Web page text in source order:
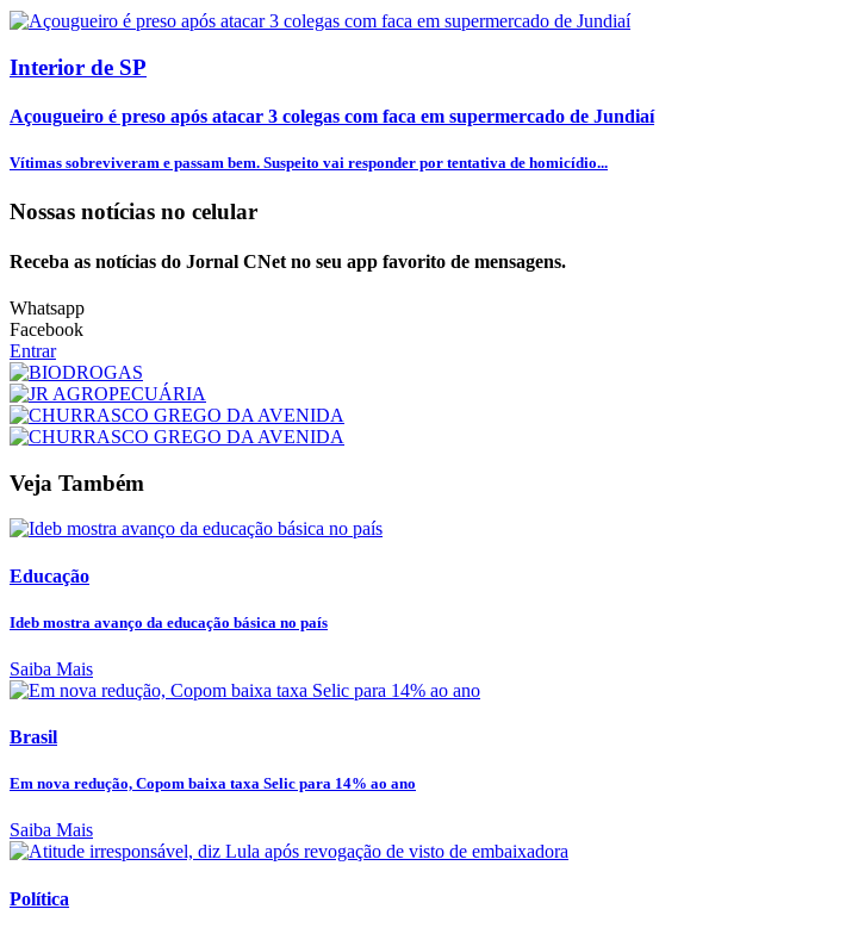
Interior de SP
Açougueiro é preso após atacar 3 colegas com faca em supermercado de Jundiaí
Vítimas sobreviveram e passam bem. Suspeito vai responder por tentativa de homicídio...
Nossas notícias no celular
Receba as notícias do Jornal CNet no seu app favorito de mensagens.
Whatsapp
Facebook
Entrar
Veja Também
Educação
Ideb mostra avanço da educação básica no país
Saiba Mais
Brasil
Em nova redução, Copom baixa taxa Selic para 14% ao ano
Saiba Mais
Política